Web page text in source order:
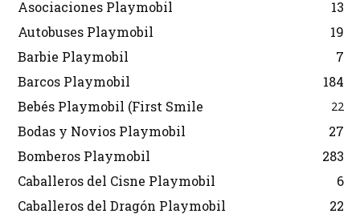
Asociaciones Playmobil
13
Autobuses Playmobil
19
Barbie Playmobil
7
Barcos Playmobil
184
Bebés Playmobil (First Smile
22
Bodas y Novios Playmobil
27
Bomberos Playmobil
283
Caballeros del Cisne Playmobil
6
Caballeros del Dragón Playmobil
22